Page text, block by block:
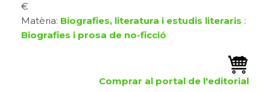
€
Matèria: Biografies, literatura i estudis literaris :
Biografies i prosa de no-ficció
Comprar al portal de l'editorial